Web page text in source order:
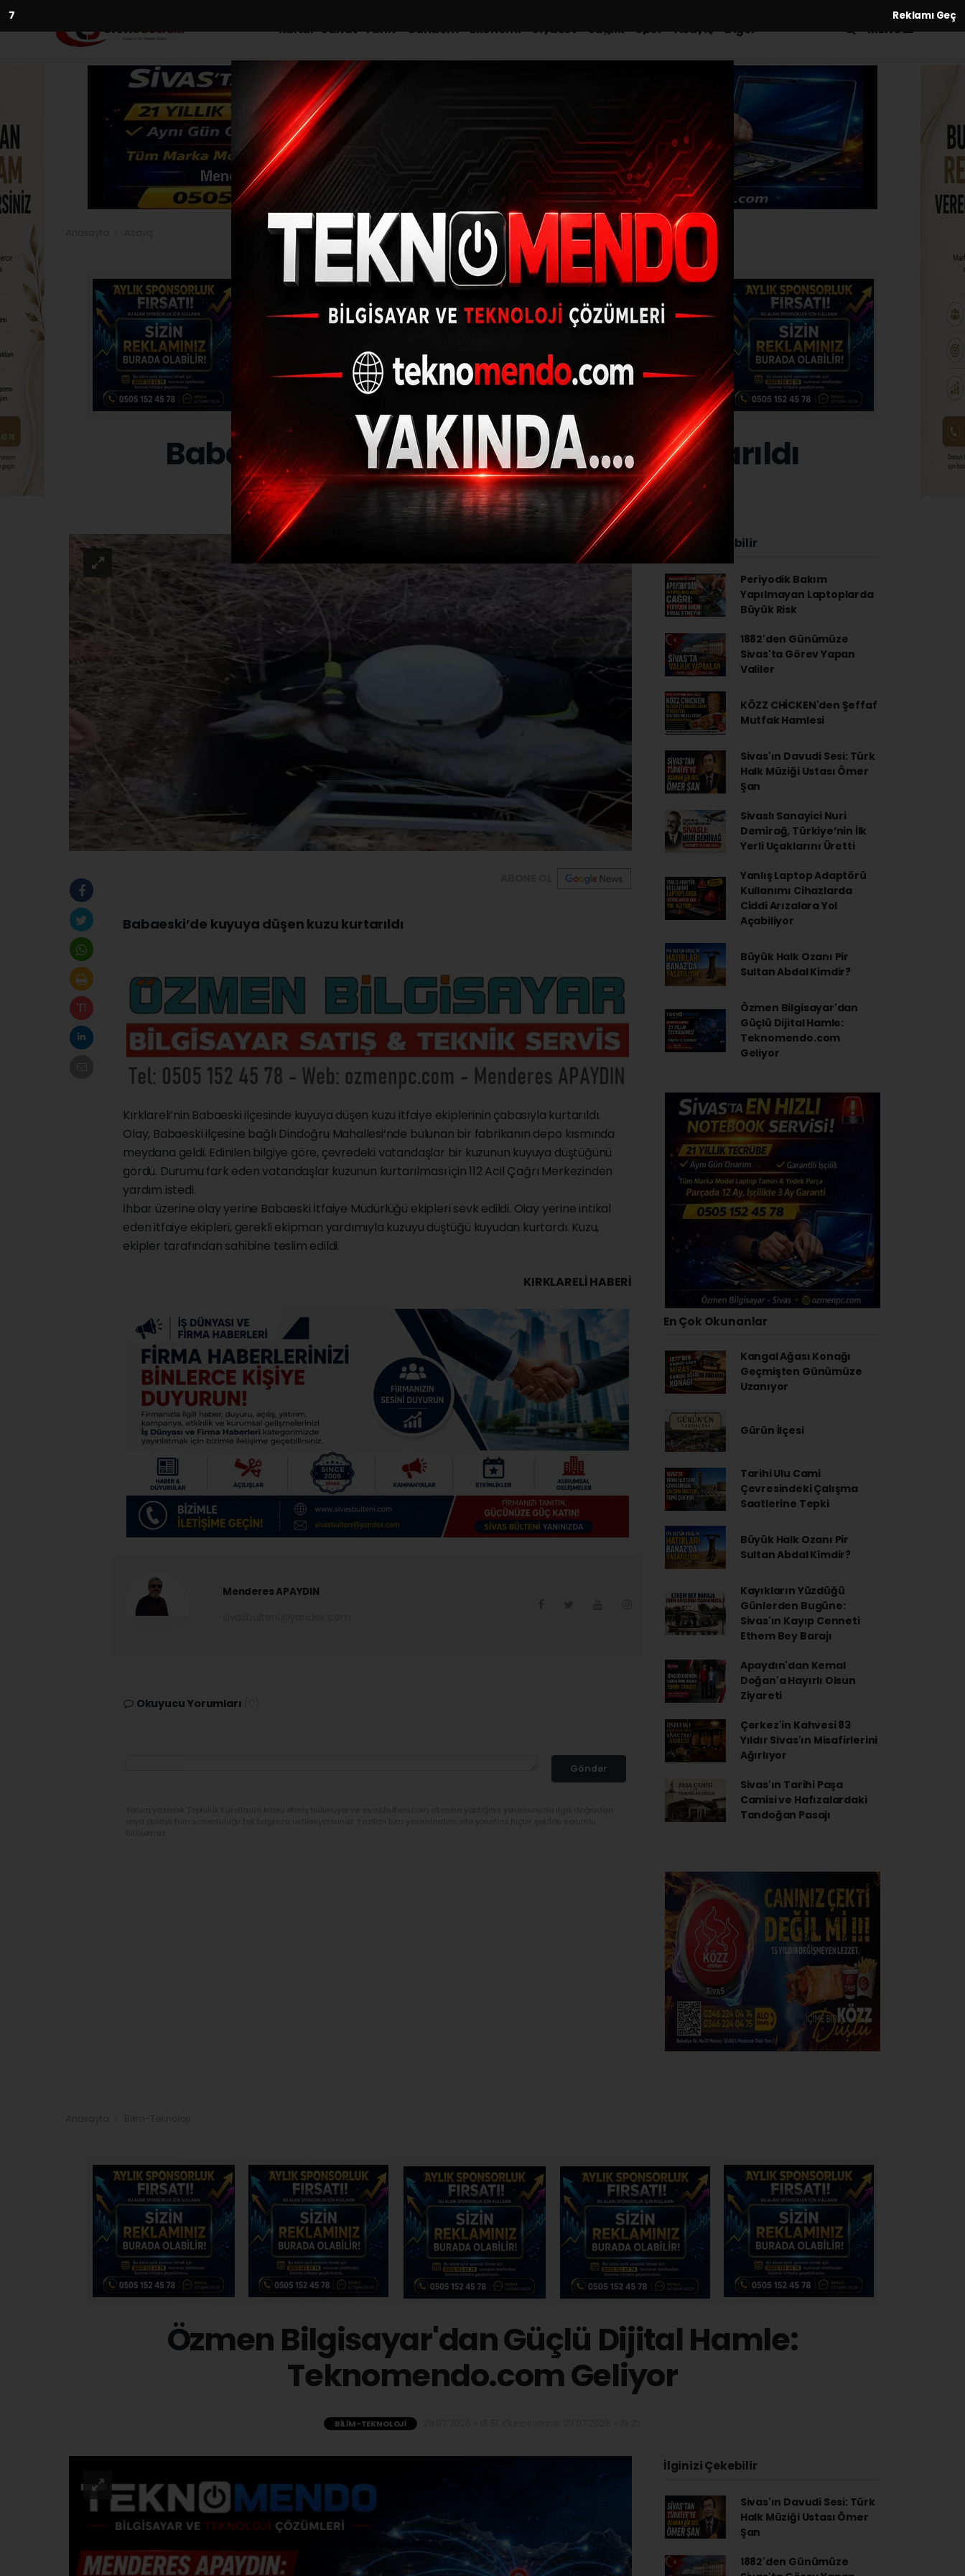
5 Reklamı Geç
Kültür-Sanat-Tarih Gündem Ekonomi Siyaset Sağlık Spor Asayiş Diğer MENÜ
Babaeski’de kuyuya düşen kuzu kurtarıldı
ASAYIŞ (İHA) - İhlas Haber Ajansı | 31.07.2024 - 13:04, Güncelleme: 31.07.2024 - 12:35
Babaeski’de kuyuya düşen kuzu kurtarıldı
Kırklareli’nin Babaeski ilçesinde kuyuya düşen kuzu itfaiye ekiplerinin çabasıyla kurtarıldı.
Olay, Babaeski ilçesine bağlı Dindoğru Mahallesi’nde bulunan bir fabrikanın depo kısmında
meydana geldi. Edinilen bilgiye göre, çevredeki vatandaşlar bir kuzunun kuyuya düştüğünü
gördü. Durumu fark eden vatandaşlar kuzunun kurtarılması için 112 Acil Çağrı Merkezinden
yardım istedi.
İhbar üzerine olay yerine Babaeski İtfaiye Müdürlüğü ekipleri sevk edildi. Olay yerine intikal
eden itfaiye ekipleri, gerekli ekipman yardımıyla kuzuyu düştüğü kuyudan kurtardı. Kuzu,
ekipler tarafından sahibine teslim edildi.
KIRKLARELI HABERİ
Menderes APAYDIN
Okuyucu Yorumları
Gönder
İlginizi Çekebilir
Periyodik Bakım
Yapılmayan Laptoplarda
Büyük Risk
1882'den Günümüze
Sivas'ta Görev Yapan
Valiler
KÖZZ CHİCKEN'den Şeffaf
Mutfak Hamlesi
Sivas'ın Davudi Sesi: Türk
Halk Müziği Ustası Ömer
Şan
Sivaslı Sanayici Nuri
Demirağ, Türkiye’nin İlk
Yerli Uçaklarını Üretti
Yanlış Laptop Adaptörü
Kullanımı Cihazlarda
Ciddi Arızalara Yol
Açabiliyor
Büyük Halk Ozanı Pir
Sultan Abdal Kimdir?
Özmen Bilgisayar'dan
Güçlü Dijital Hamle:
Teknomendo.com
Geliyor
En Çok Okunanlar
Kangal Ağası Konağı
Geçmişten Günümüze
Uzanıyor
Gürün İlçesi
Tarihi Ulu Cami
Çevresindeki Çalışma
Saatlerine Tepki
Büyük Halk Ozanı Pir
Sultan Abdal Kimdir?
Kayıkların Yüzdüğü
Günlerden Bugüne:
Sivas'ın Kayıp Cenneti
Ethem Bey Barajı
Apaydın'dan Kemal
Doğan'a Hayırlı Olsun
Ziyareti
Çerkez'in Kahvesi 83
Yıldır Sivas'ın Misafirlerini
Ağırlıyor
Sivas'ın Tarihi Paşa
Camisi ve Hafızalardaki
Tandoğan Pasajı
Özmen Bilgisayar'dan Güçlü Dijital Hamle:
Teknomendo.com Geliyor
BILIM-TEKNOLOJI
İlginizi Çekebilir
Sivas'ın Davudi Sesi: Türk
Halk Müziği Ustası Ömer
Şan
1882'den Günümüze